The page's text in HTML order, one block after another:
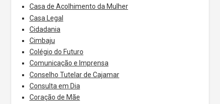
Casa de Acolhimento da Mulher
Casa Legal
Cidadania
Cimbaju
Colégio do Futuro
Comunicação e Imprensa
Conselho Tutelar de Cajamar
Consulta em Dia
Coração de Mãe